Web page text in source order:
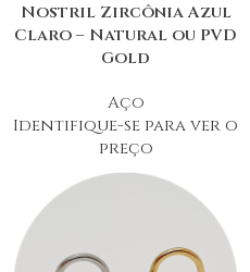
Nostril Zircônia Azul
Claro – Natural ou PVD
Gold
Aço
Identifique-se para ver o
preço